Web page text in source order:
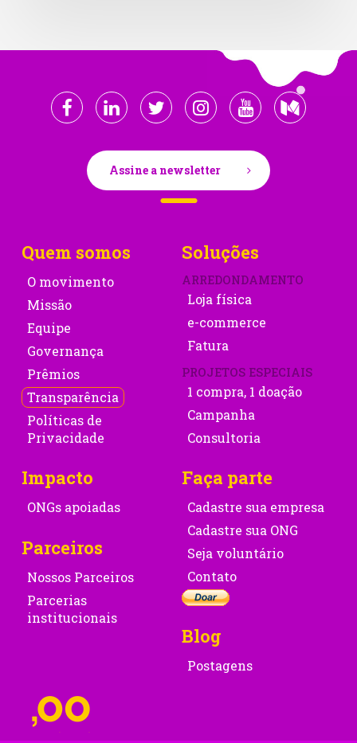
Assine a newsletter
Quem somos
O movimento
Missão
Equipe
Governança
Prêmios
Transparência
Políticas de
Privacidade
Soluções
ARREDONDAMENTO
Loja física
e-commerce
Fatura
PROJETOS ESPECIAIS
1 compra, 1 doação
Campanha
Consultoria
Impacto
ONGs apoiadas
Parceiros
Nossos Parceiros
Parcerias
institucionais
Faça parte
Cadastre sua empresa
Cadastre sua ONG
Seja voluntário
Contato
Blog
Postagens